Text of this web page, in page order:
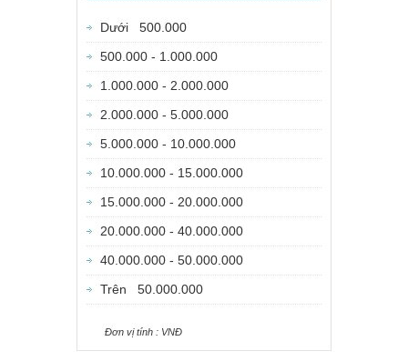
Dưới 500.000
500.000 - 1.000.000
1.000.000 - 2.000.000
2.000.000 - 5.000.000
5.000.000 - 10.000.000
10.000.000 - 15.000.000
15.000.000 - 20.000.000
20.000.000 - 40.000.000
40.000.000 - 50.000.000
Trên 50.000.000
Ðơn vị tính : VNÐ